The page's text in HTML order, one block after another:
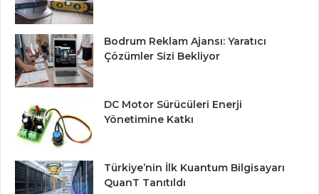
Bodrum Reklam Ajansı: Yaratıcı
Çözümler Sizi Bekliyor
DC Motor Sürücüleri Enerji
Yönetimine Katkı
Türkiye’nin İlk Kuantum Bilgisayarı
QuanT Tanıtıldı